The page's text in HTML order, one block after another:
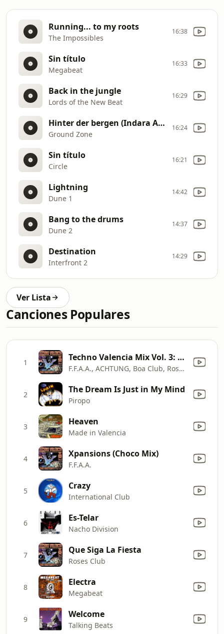
Running... to my roots
The Impossibles
16:38
Sin título
Megabeat
16:33
Back in the jungle
Lords of the New Beat
16:29
Hinter der bergen (Indara Andara) [Inst]
Ground Zone
16:24
Sin título
Circle
16:21
Lightning
Dune 1
14:42
Bang to the drums
Dune 2
14:37
Destination
Interfront 2
14:29
Ver Lista
Canciones Populares
1 Techno Valencia Mix Vol. 3: Xpansions / Straggler / The Grial Saint / Que Siga La Fiesta / The Pyramid Sound / Night Power / El Muro / Knockin 2.0 / Shock / Metafisica / Hoodoo Wanna / Let's Go / F**k ("The History" Back to the 90's Session)
F.F.A.A., ACHTUNG, Boa Club, Roses Club, Krma, Nacho Division, DJ Revolution, Double Vision, Vatios III, Dr. Bone, DSP, Bit 99, D.D.T., Double Easy, Forbidden Fruit, PG2, DJ Soto, Axion, Carlton, D.J. Iao, Negative, Skandalo, The Grip, Midiland, Bpm System & Time Machine
2 The Dream Is Just in My Mind
Piropo
3 Heaven
Made in Valencia
4 Xpansions (Choco Mix)
F.F.A.A.
5 Crazy
International Club
6 Es-Telar
Nacho Division
7 Que Siga La Fiesta
Roses Club
8 Electra
Megabeat
9 Welcome
Talking Beats